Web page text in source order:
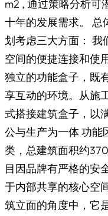
m2 , 通过策略分析可
十年的发展需求。 总
划考虑三大方面： 我
空间的便捷连接和使
独立的功能盒子，既
享互动的环境。从施
式搭接建筑盒子，以
公与生产为一体 功能
类，总建筑面积约
目因品牌有严格的安
于内部共享的核心空
筑立面的角度中，它